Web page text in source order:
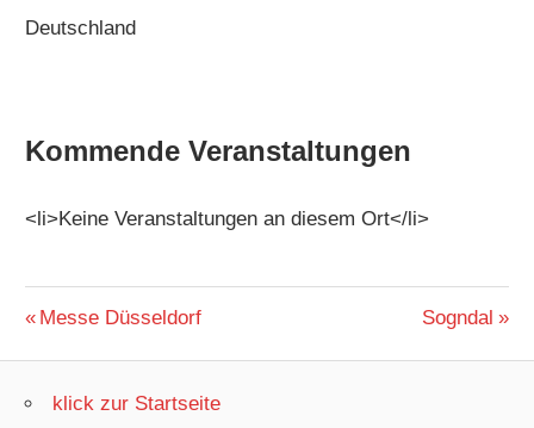
Deutschland
Kommende Veranstaltungen
<li>Keine Veranstaltungen an diesem Ort</li>
Beitragsnavigation
Vorheriger
Messe Düsseldorf
Nächster
Sogndal
klick zur Startseite